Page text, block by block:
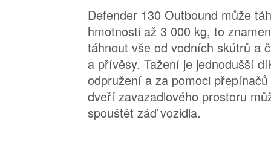
Defender 130 Outbound může
hmotnosti až 3 000 kg, to
táhnout vše od vodních skútrů a
a přívěsy. Tažení je jednodušší
odpružení a za pomoci
dveří zavazadlového prostoru
spouštět záď vozidla.